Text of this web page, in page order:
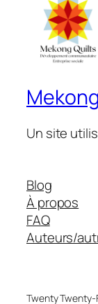
Un site
Blog
À propos
FAQ
Auteurs/
Twenty Twenty-